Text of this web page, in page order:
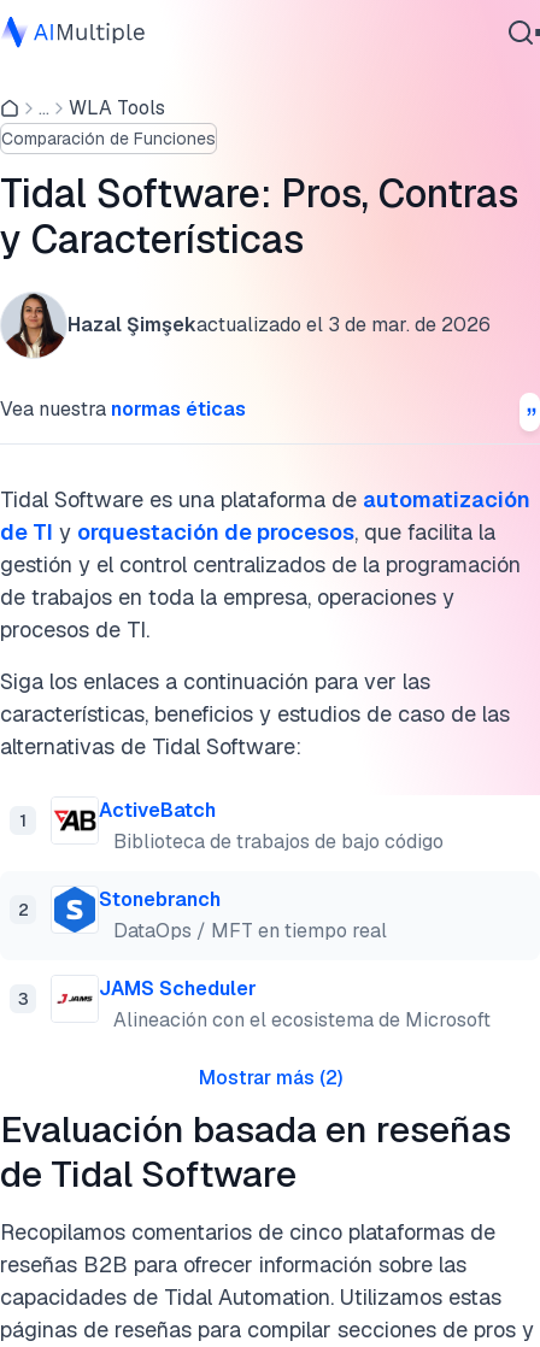
IA agencial
Ciberseguridad
Datos
Software empresarial
Servicios
... WLA Tools
Comparación de Funciones
Tidal Software: Pros, Contras
y Características
Hazal Şimşekactualizado el 3 de mar. de 2026
Vea nuestra normas éticas
Tidal Software es una plataforma de automatización
de TI y orquestación de procesos, que facilita la
gestión y el control centralizados de la programación
de trabajos en toda la empresa, operaciones y
procesos de TI.
Siga los enlaces a continuación para ver las
características, beneficios y estudios de caso de las
alternativas de Tidal Software:
1
ActiveBatch
Biblioteca de trabajos de bajo código
2
Stonebranch
DataOps / MFT en tiempo real
3
JAMS Scheduler
Alineación con el ecosistema de Microsoft
Mostrar más (2)
Evaluación basada en reseñas
de Tidal Software
Recopilamos comentarios de cinco plataformas de
reseñas B2B para ofrecer información sobre las
capacidades de Tidal Automation. Utilizamos estas
páginas de reseñas para compilar secciones de pros y
¿Qué es Tidal Software?
Automation
Alternativas a Tidal Automation
Desarrollos recientes en Tidal Automation
Lectura adicional
Cita esta investigación